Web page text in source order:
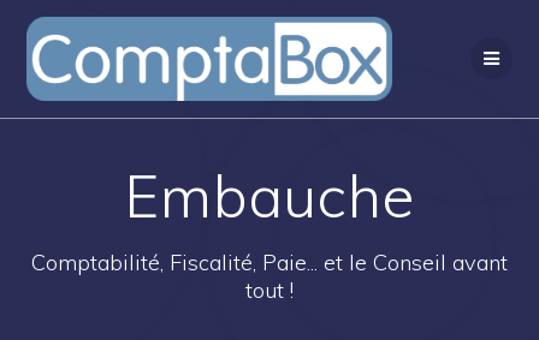
Passer
au
contenu
Embauche
Comptabilité, Fiscalité, Paie... et le Conseil avant
tout !